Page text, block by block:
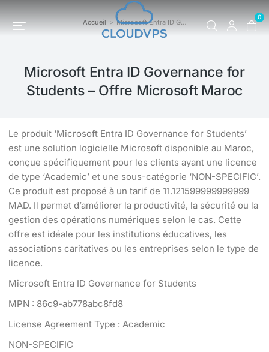
0
Vous êtes ici : Accueil Microsoft Entra ID G…
Microsoft Entra ID Governance for
Students – Offre Microsoft Maroc
Le produit ‘Microsoft Entra ID Governance for Students’
est une solution logicielle Microsoft disponible au Maroc,
conçue spécifiquement pour les clients ayant une licence
de type ‘Academic’ et une sous-catégorie ‘NON-SPECIFIC’.
Ce produit est proposé à un tarif de 11.121599999999999
MAD. Il permet d’améliorer la productivité, la sécurité ou la
gestion des opérations numériques selon le cas. Cette
offre est idéale pour les institutions éducatives, les
associations caritatives ou les entreprises selon le type de
licence.
Microsoft Entra ID Governance for Students
MPN : 86c9-ab778abc8fd8
License Agreement Type : Academic
NON-SPECIFIC